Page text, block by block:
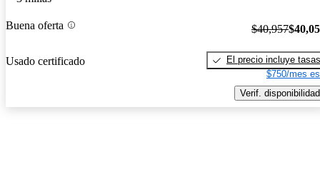
Buena oferta
Usado certificado
$40,957
El precio incluye tasas
$750/mes
Verif. disponibilidad